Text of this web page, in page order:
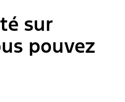
sur
pouvez